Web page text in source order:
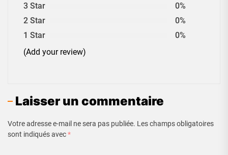
3 Star
0%
2 Star
0%
1 Star
0%
(Add your review)
Laisser un commentaire
Votre adresse e-mail ne sera pas publiée. Les champs obligatoires
sont indiqués avec*